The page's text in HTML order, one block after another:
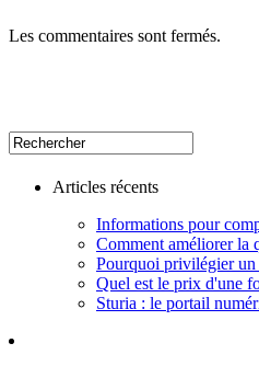
Les commentaires sont fermés.
Articles récents
Informations pour
Comment améliorer la
Pourquoi privilégier un
Quel est le prix d'une
Sturia : le portail